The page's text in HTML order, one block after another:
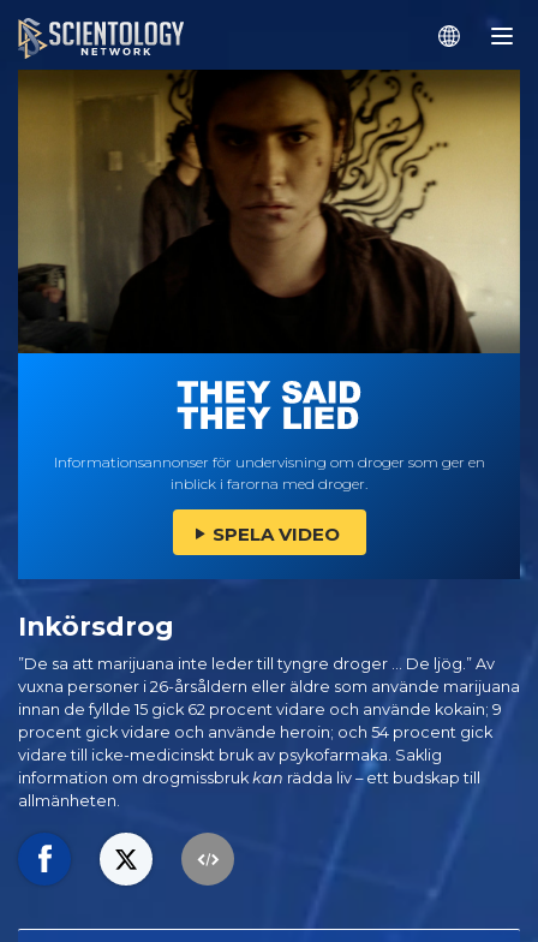
Informationsannonser för undervisning om droger som ger en
inblick i farorna med droger.
SPELA VIDEO
Inkörsdrog
”De sa att marijuana inte leder till tyngre droger ... De ljög.” Av
vuxna personer i 26-årsåldern eller äldre som använde marijuana
innan de fyllde 15 gick 62 procent vidare och använde kokain; 9
procent gick vidare och använde heroin; och 54 procent gick
vidare till icke-medicinskt bruk av psykofarmaka. Saklig
information om drogmissbrukkan rädda liv – ett budskap till
allmänheten.